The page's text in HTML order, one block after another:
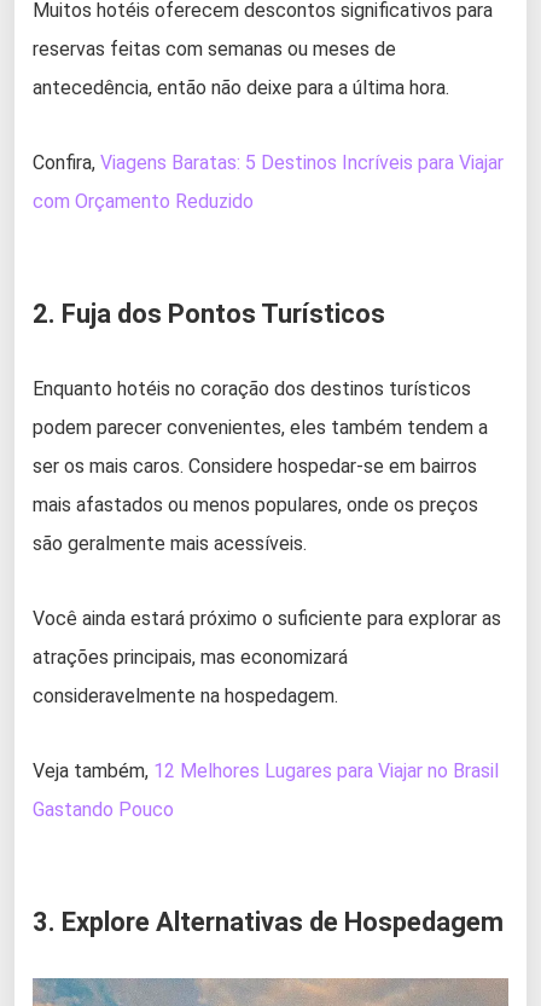
Muitos hotéis oferecem descontos significativos para
reservas feitas com semanas ou meses de
antecedência, então não deixe para a última hora.
Confira, Viagens Baratas: 5 Destinos Incríveis para Viajar
com Orçamento Reduzido
2. Fuja dos Pontos Turísticos
Enquanto hotéis no coração dos destinos turísticos
podem parecer convenientes, eles também tendem a
ser os mais caros. Considere hospedar-se em bairros
mais afastados ou menos populares, onde os preços
são geralmente mais acessíveis.
Você ainda estará próximo o suficiente para explorar as
atrações principais, mas economizará
consideravelmente na hospedagem.
Veja também, 12 Melhores Lugares para Viajar no Brasil
Gastando Pouco
3. Explore Alternativas de Hospedagem